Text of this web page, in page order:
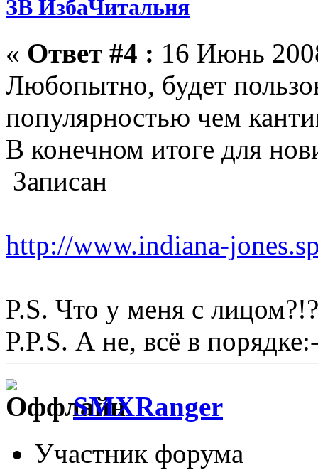
ЗВ ИзбаЧитальня
« Ответ #4 : 16 Июнь
Любопытно, будет
популярностью чем
В конечном итоге для
Записан
http://www.indiana-
P.S. Что у меня с
P.P.S. А не, всё в
SMXRanger
Участник форума